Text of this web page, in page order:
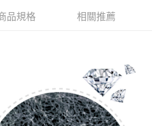
後才付款」的支付方式。 讓您購物簡單
卡、不需儲值。
後付」後，將跳轉至「AFTEE先享後付」
額後，即可完成結帳。
費通知簡訊。
點擊此簡訊中的連結，可透過四大超商／
上)免運費
品規格 相關推薦